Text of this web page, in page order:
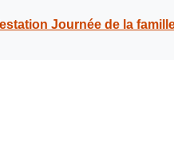
An Nou" sur l’Esplanade du Hall des Sports